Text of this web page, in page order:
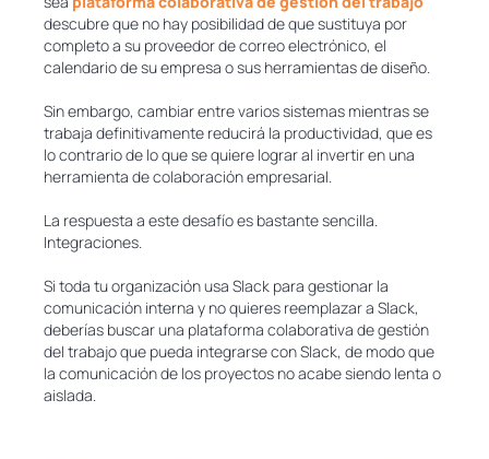
descubre que no hay posibilidad de que sustituya por
completo a su proveedor de correo electrónico, el
calendario de su empresa o sus herramientas de diseño.
Sin embargo, cambiar entre varios sistemas mientras se
trabaja definitivamente reducirá la productividad, que es
lo contrario de lo que se quiere lograr al invertir en una
herramienta de colaboración empresarial.
La respuesta a este desafío es bastante sencilla.
Integraciones.
Si toda tu organización usa Slack para gestionar la
comunicación interna y no quieres reemplazar a Slack,
deberías buscar una plataforma colaborativa de gestión
del trabajo que pueda integrarse con Slack, de modo que
la comunicación de los proyectos no acabe siendo lenta o
aislada.